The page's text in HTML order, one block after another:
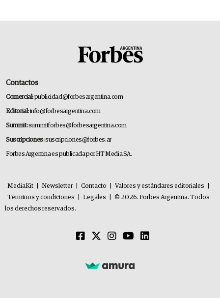
Contactos
Comercial:publicidad@forbesargentina.com
Editorial:info@forbesargentina.com
Summit:summitforbes@forbesargentina.com
Suscripciones:suscripciones@forbes.ar
Forbes Argentina es publicada por HT Media SA.
MediaKit Newsletter Contacto Valores y estándares editoriales
Términos y condiciones
Legales
© 2026. Forbes Argentina. Todos
los derechos reservados.